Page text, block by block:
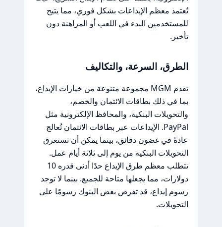
تُعتمد معظم الإيداعات بشكل فوري، مما يتيح
للمستخدمين البدء في اللعب أو المراهنة دون
تأخير.
الطرق، السرعة، والتكاليف
تقدم MGM مجموعة متنوعة من خيارات الإيداع،
بما في ذلك بطاقات الائتمان والخصم،
والتحويلات البنكية، والمحافظ الإلكترونية مثل
PayPal. الإيداعات عبر بطاقات الائتمان تُعالج
عادةً في غضون دقائق، بينما يمكن أن تستغرق
التحويلات البنكية من يوم إلى ثلاثة أيام عمل.
تتطلب معظم طرق الإيداع حدًا أدنى قدره 10
دولارات، مما يجعلها متاحة للجميع. بينما لا توجد
رسوم إيداع، قد تفرض بعض البنوك رسومًا على
التحويلات.